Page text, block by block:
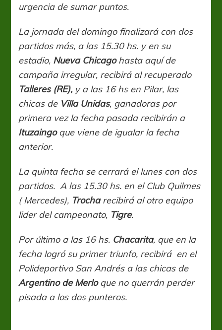
urgencia de sumar puntos.
La jornada del domingo finalizará con dos
partidos más, a las 15.30 hs. y en su
estadio, Nueva Chicagohasta aquí de
campaña irregular, recibirá al recuperado
Talleres (RE),y a las 16 hs en Pilar, las
chicas de Villa Unidas, ganadoras por
primera vez la fecha pasada recibirán a
Ituzaingoque viene de igualar la fecha
anterior.
La quinta fecha se cerrará el lunes con dos
partidos. A las 15.30 hs. en el Club Quilmes
( Mercedes), Trocharecibirá al otro equipo
lider del campeonato, Tigre.
Por último a las 16 hs. Chacarita, que en la
fecha logró su primer triunfo, recibirá en el
Polideportivo San Andrés a las chicas de
Argentino de Merloque no querrán perder
pisada a los dos punteros.